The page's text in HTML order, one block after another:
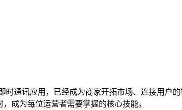
通讯应用，已经成为商家开拓市场、连接用户
成为每位运营者需要掌握的核心技能。